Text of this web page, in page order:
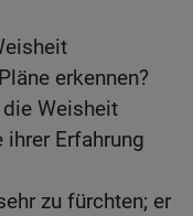
erkennen?
Weisheit
Erfahrung
zu fürchten; er